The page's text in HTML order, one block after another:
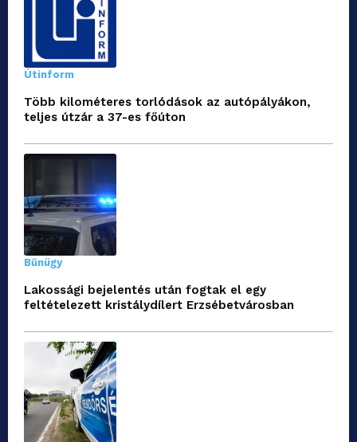
Útinform
Több kilométeres torlódások az autópályákon,
teljes útzár a 37-es főúton
Bűnügy
Lakossági bejelentés után fogtak el egy
feltételezett kristálydílert Erzsébetvárosban